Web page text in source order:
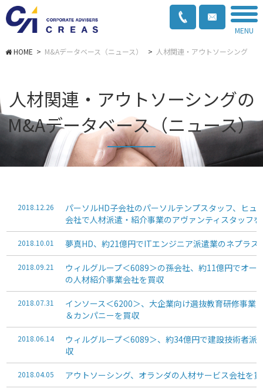
MENU
> M&Aデータベース（ニュース） > 人材関連・アウトソーシング
人材関連・アウトソーシングの
M&Aデータベース（ニュース）
2018.12.26
パーソルHD子会社のパーソルテンプスタッフ、ヒュ
会社で人材派遣・紹介事業のアヴァンティスタッフ
2018.10.01 夢真HD、約21億円でITエンジニア派遣業のネプラス
2018.09.21
ウィルグループ＜6089＞の孫会社、約11億円でオー
の人材紹介事業会社を買収
2018.07.31
インソース＜6200＞、大企業向け選抜教育研修事業
＆カンパニーを買収
2018.06.14
ウィルグループ＜6089＞、約34億円で建設技術者派
収
2018.04.05 アウトソーシング、オランダの人材サービス会社を